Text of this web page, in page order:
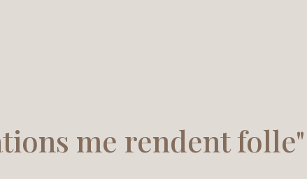
me rendent folle"